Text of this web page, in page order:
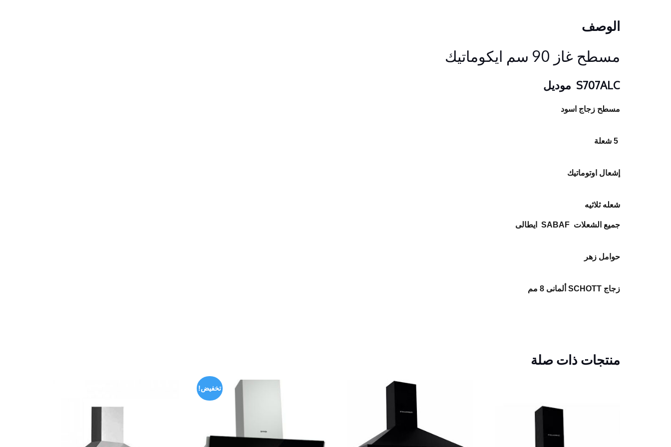
الوصف
مسطح غاز 90 سم ايكوماتيك
S707ALC موديل
مسطح زجاج اسود
إشعال اوتوماتيك
شعله ثلاثيه
جميع الشعلات
حوامل زهر
زجاج
منتجات ذات صلة
تخفيض!